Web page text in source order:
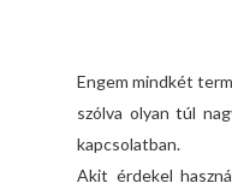
Engem mindkét
szólva olyan túl
kapcsolatban.
Akit érdekel